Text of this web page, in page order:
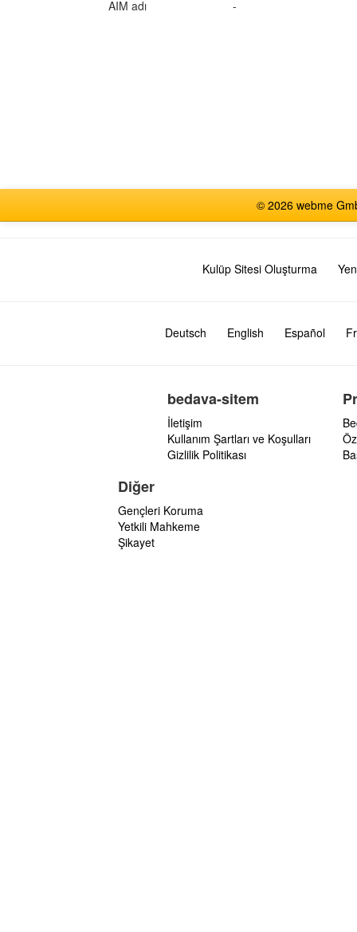
AIM adı
-
© 2026 webme
Kulüp Sitesi Oluşturma
Deutsch English Español
bedava-sitem
İletişim
Kullanım Şartları ve Koşulları
Gizlilik Politikası
Diğer
Gençleri Koruma
Yetkili Mahkeme
Şikayet